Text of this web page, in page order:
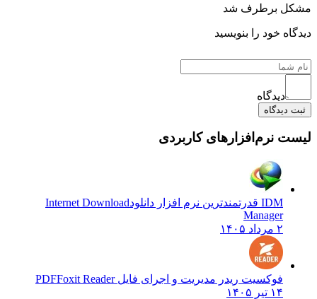
مشکل برطرف شد
دیدگاه خود را بنویسید
دیدگاه
ثبت دیدگاه
لیست نرم‌افزارهای کاربردی
IDM قدرتمندترین نرم افزار دانلود
Internet Download
Manager
۲ مرداد ۱۴۰۵
فوکسیت ریدر مدیریت و اجرای فایل PDFFoxit Reader
۱۴ تیر ۱۴۰۵